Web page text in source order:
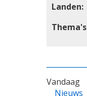
Landen
Thema's
VOET
Vandaag
Nieuws